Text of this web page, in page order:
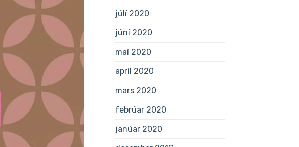
júlí 2020
júní 2020
maí 2020
apríl 2020
mars 2020
febrúar 2020
janúar 2020